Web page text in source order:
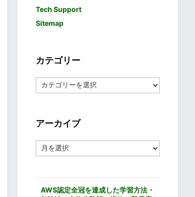
Tech Support
Sitemap
カテゴリー
テ
ー
アーカイブ
ー
AWS認定全冠を達成した学習方法・